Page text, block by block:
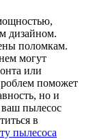
дизайном.
поломкам.
могут
или
поможет
но и
ваш пылесос
в
пылесоса